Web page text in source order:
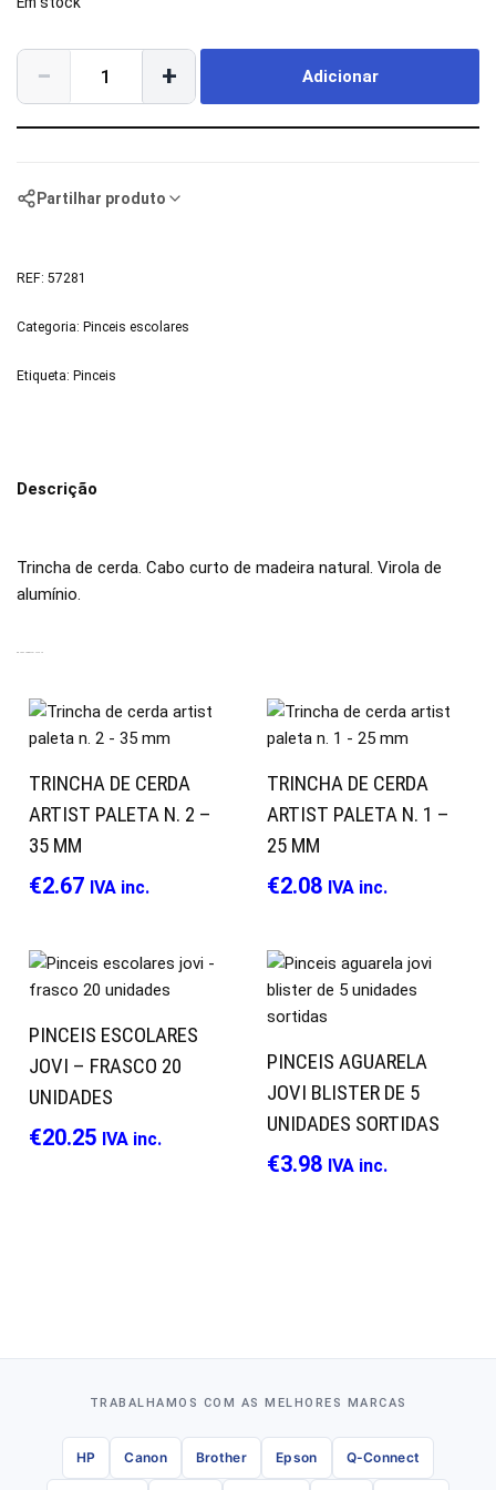
− + Adicionar
Partilhar produto
REF: 57281
Categoria: Pinceis escolares
Etiqueta: Pinceis
Descrição
Trincha de cerda. Cabo curto de madeira natural. Virola de
alumínio.
TRINCHA DE CERDA
ARTIST PALETA N. 2 –
35 MM
€2.67 IVA inc.
TRINCHA DE CERDA
ARTIST PALETA N. 1 –
25 MM
€2.08 IVA inc.
PINCEIS ESCOLARES
JOVI – FRASCO 20
UNIDADES
€20.25 IVA inc.
PINCEIS AGUARELA
JOVI BLISTER DE 5
UNIDADES SORTIDAS
€3.98 IVA inc.
TRABALHAMOS COM AS MELHORES MARCAS
HP Canon Brother Epson Q-Connect